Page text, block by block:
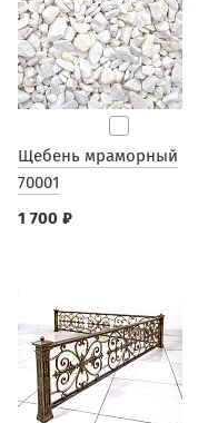
Щебень мраморный
70001
1 700 ₽